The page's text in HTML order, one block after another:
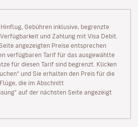
Gebühren inklusive, begrenzte
und Zahlung mit Visa Debit.
angezeigten Preise entsprechen
verfügbaren Tarif für das ausgewählte
für diesen Tarif sind begrenzt. Klicken
und Sie erhalten den Preis für die
die im Abschnitt
auf der nächsten Seite angezeigt